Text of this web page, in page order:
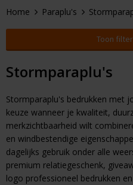
Drinkwaren
Kleding & Textiel
Tassen & Reizen
Elektronica & Gadgets
Beurs & Event
Sleutelhangers &
Alle promosnoepje
Zomer
Kerst
Eindejaarsgeschenken
Alle geefmomenten
Thule
Alle merken
Home Paraplu's
Toon
Stormparaplu's
Stormparaplu's bedrukken met
keuze wanneer je kwaliteit,
merkzichtbaarheid wilt
en windbestendige
dagelijks gebruik onder alle
premium relatiegeschenk,
logo professioneel bedrukken